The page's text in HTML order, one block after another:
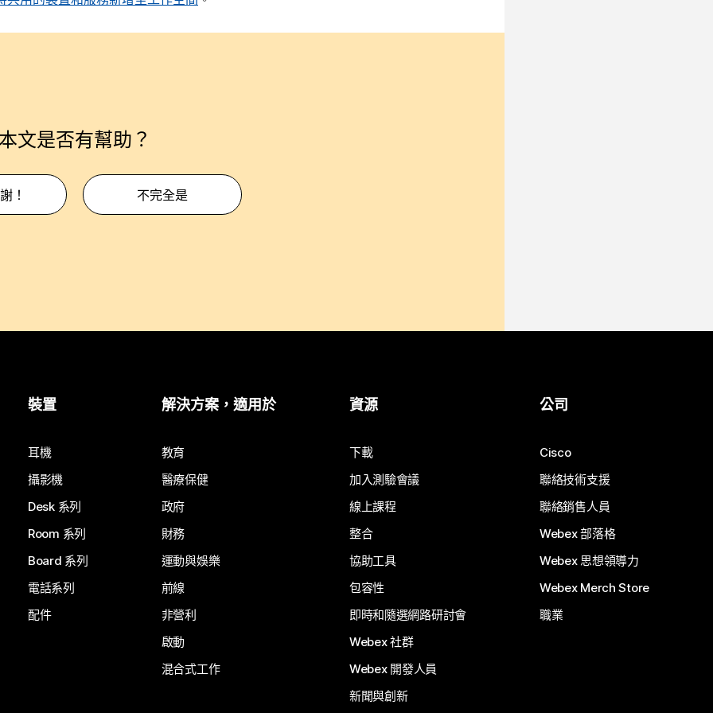
文是否有幫助？
！ 不完全是
裝置
耳機
攝影機
Desk 系列
Room 系列
Board 系列
電話系列
配件
解決方案，適用於
教育
醫療保健
政府
財務
運動與娛樂
前線
非營利
啟動
混合式工作
資源
下載
加入測驗會議
線上課程
整合
協助工具
包容性
即時和隨選網路研討會
Webex 社群
Webex 開發人員
新聞與創新
公司
Cisco
聯絡技術支援
聯絡銷售人員
Webex 部落格
Webex 思想領導力
Webex Merch Store
職業